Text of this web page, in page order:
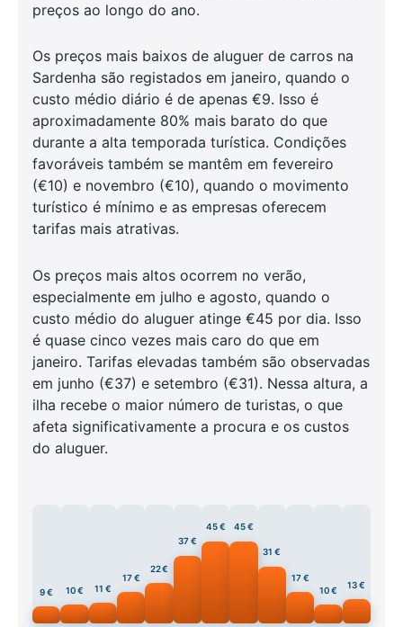
preços ao longo do ano.
Os preços mais baixos de aluguer de carros na
Sardenha são registados em janeiro, quando o
custo médio diário é de apenas €9. Isso é
aproximadamente 80% mais barato do que
durante a alta temporada turística. Condições
favoráveis também se mantêm em fevereiro
(€10) e novembro (€10), quando o movimento
turístico é mínimo e as empresas oferecem
tarifas mais atrativas.
Os preços mais altos ocorrem no verão,
especialmente em julho e agosto, quando o
custo médio do aluguer atinge €45 por dia. Isso
é quase cinco vezes mais caro do que em
janeiro. Tarifas elevadas também são observadas
em junho (€37) e setembro (€31). Nessa altura, a
ilha recebe o maior número de turistas, o que
afeta significativamente a procura e os custos
do aluguer.
9 € 10 € 11 €
17 €
22 €
37 €
45 € 45 €
31 €
17 €
10 €
13 €